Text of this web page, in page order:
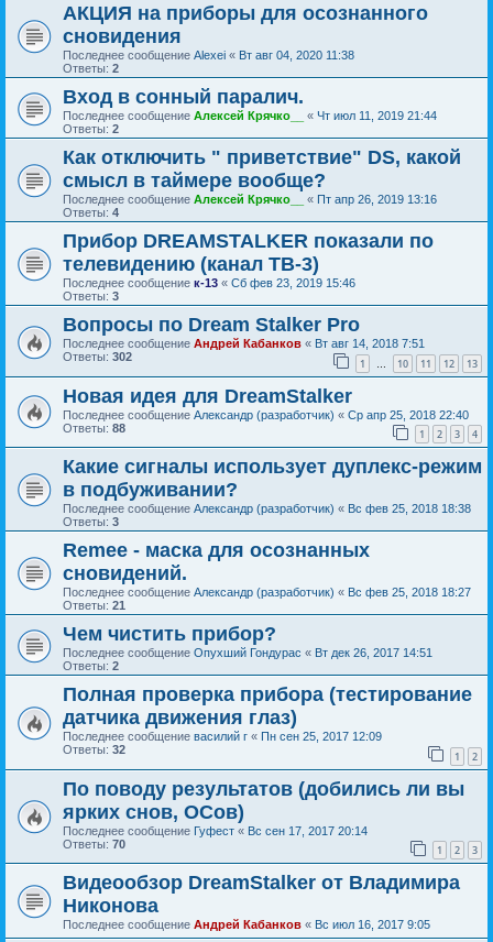
АКЦИЯ на приборы для осознанного
сновидения
Последнее сообщение Alexei « Вт авг 04, 2020 11:38
Ответы: 2
Вход в сонный паралич.
Последнее сообщение Алексей Крячко__ « Чт июл 11, 2019 21:44
Ответы: 2
Как отключить " приветствие" DS, какой
смысл в таймере вообще?
Последнее сообщение Алексей Крячко__ « Пт апр 26, 2019 13:16
Ответы: 4
Прибор DREAMSTALKER показали по
телевидению (канал ТВ-3)
Последнее сообщение к-13 « Сб фев 23, 2019 15:46
Ответы: 3
Вопросы по Dream Stalker Pro
Последнее сообщение Андрей Кабанков « Вт авг 14, 2018 7:51
Ответы: 302 1 … 10 11 12 13
Новая идея для DreamStalker
Последнее сообщение Александр (разработчик) « Ср апр 25, 2018 22:40
Ответы: 88 1 2 3 4
Какие сигналы использует дуплекс-режим
в подбуживании?
Последнее сообщение Александр (разработчик) « Вс фев 25, 2018 18:38
Ответы: 3
Remee - маска для осознанных
сновидений.
Последнее сообщение Александр (разработчик) « Вс фев 25, 2018 18:27
Ответы: 21
Чем чистить прибор?
Последнее сообщение Опухший Гондурас « Вт дек 26, 2017 14:51
Ответы: 2
Полная проверка прибора (тестирование
датчика движения глаз)
Последнее сообщение василий г « Пн сен 25, 2017 12:09
Ответы: 32 1 2
По поводу результатов (добились ли вы
ярких снов, ОСов)
Последнее сообщение Гуфест « Вс сен 17, 2017 20:14
Ответы: 70 1 2 3
Видеообзор DreamStalker от Владимира
Никонова
Последнее сообщение Андрей Кабанков « Вс июл 16, 2017 9:05